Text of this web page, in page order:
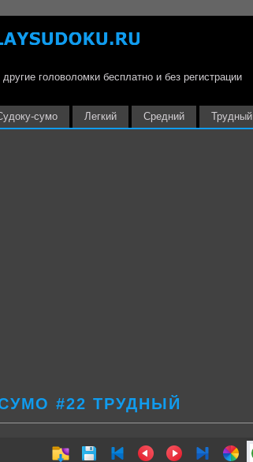
головоломки бесплатно и без регистрации
сумо Легкий Средний Трудный
#22 ТРУДНЫЙ